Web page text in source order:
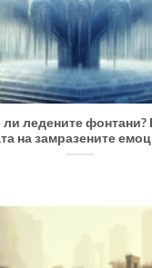
ледените фонтани?
на замразените